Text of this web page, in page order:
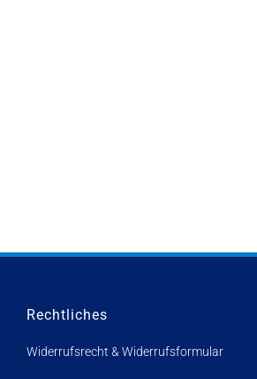
Rechtliches
Widerrufsrecht & Widerrufsformular